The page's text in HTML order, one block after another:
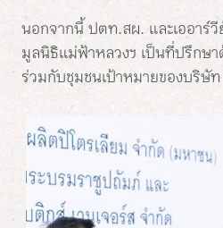
นอกจากนี้ ปตท.สผ. และเออาร์
มูลนิธิแม่ฟ้าหลวงฯ เป็นที่ปรึกษ
ร่วมกับชุมชนเป้าหมายของบริษั